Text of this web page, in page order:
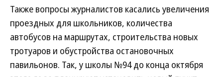
Также вопросы журналистов касались увеличения
проездных для школьников, количества
автобусов на маршрутах, строительства новых
тротуаров и обустройства остановочных
павильонов. Так, у школы №94 до конца октября